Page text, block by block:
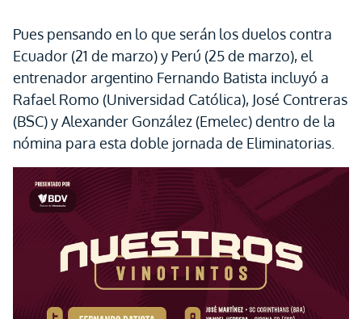
Pues pensando en lo que serán los duelos contra
Ecuador (21 de marzo) y Perú (25 de marzo), el
entrenador argentino Fernando Batista incluyó a
Rafael Romo (Universidad Católica), José Contreras
(BSC) y Alexander González (Emelec) dentro de la
nómina para esta doble jornada de Eliminatorias.